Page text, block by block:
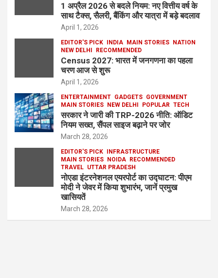
1 अप्रैल 2026 से बदले नियम: नए वित्तीय वर्ष के
साथ टैक्स, सैलरी, बैंकिंग और यात्रा में बड़े बदलाव
April 1, 2026
EDITOR'S PICK INDIA MAIN STORIES
NATION
NEW DELHI
RECOMMENDED
Census 2027: भारत में जनगणना का पहला
चरण आज से शुरू
April 1, 2026
ENTERTAINMENT GADGETS GOVERNMENT
MAIN STORIES
NEW DELHI POPULAR TECH
सरकार ने जारी की TRP-2026 नीति: ऑडिट
नियम सख्त, सैंपल साइज बढ़ाने पर जोर
March 28, 2026
EDITOR'S PICK
INFRASTRUCTURE
MAIN STORIES
NOIDA
RECOMMENDED
TRAVEL UTTAR PRADESH
नोएडा इंटरनेशनल एयरपोर्ट का उद्घाटन: पीएम
मोदी ने जेवर में किया शुभारंभ, जानें प्रमुख
खासियतें
March 28, 2026